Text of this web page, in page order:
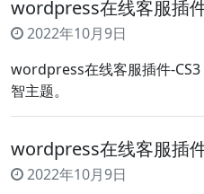
wordpress在线客服插
2022年10月9日
wordpress在线客服插件-
智主题。
wordpress在线客服插
2022年10月9日